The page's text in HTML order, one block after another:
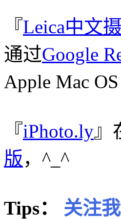
『Leica中文
通过Google
Apple Mac
『iPhoto.ly』
版，^_^
Tips： 关注